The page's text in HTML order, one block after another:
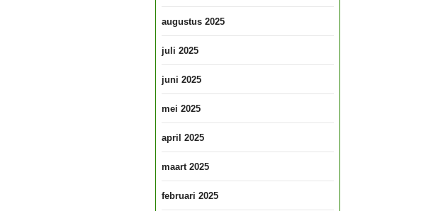
augustus 2025
juli 2025
juni 2025
mei 2025
april 2025
maart 2025
februari 2025